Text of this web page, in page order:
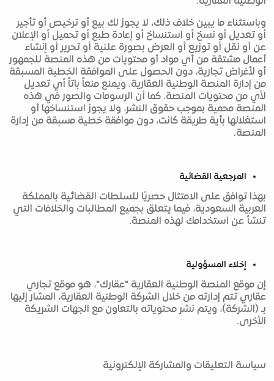
وباستثناء ما يبين خلاف ذلك، لا يجوز لك بيع أو ترخيص أو تأجير
أو تعديل أو نسخ أو استنساخ أو إعادة طبع أو تحميل أو الإعلان
عن أو نقل أو توزيع أو العرض بصورة علنية أو تحرير أو إنشاء
أعمال مشتقة من أي مواد أو محتويات من هذه المنصة للجمهور
أو لأغراض تجارية، دون الحصول على الموافقة الخطية المسبقة
من إدارة المنصة الوطنية العقارية. ويمنع منعاً باتاً أي تعديل
لأي من محتويات المنصة. كما أن الرسومات والصور في هذه
المنصة محمية بموجب حقوق النشر، ولا يجوز استنساخها أو
استغلالها بأية طريقة كانت، دون موافقة خطية مسبقة من إدارة
المنصة.
المرجعية القضائية
بهذا توافق على الامتثال حصريًا للسلطات القضائية بالمملكة
العربية السعودية، فيما يتعلق بجميع المطالبات والخلافات التي
تنشأ عن استخدامك لهذه المنصة.
إخلاء المسؤولية
إن موقع المنصة الوطنية العقارية "عقارك"، هو موقع تجاري
عقاري تتم إدارته من خلال الشركة الوطنية العقارية، المشار إليها
بـ (الشركة)، ويتم نشر محتوياته بالتعاون مع الجهات الشريكة
الأخرى.
سياسة التعليقات والمشاركة الإلكترونية